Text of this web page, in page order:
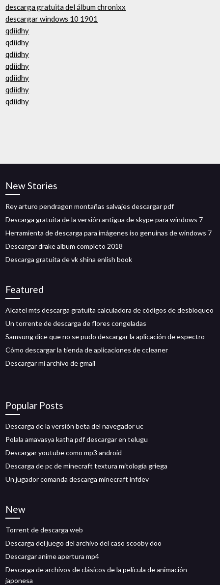
descarga gratuita del álbum chronixx
descargar windows 10 1901
qdiidhy
qdiidhy
qdiidhy
qdiidhy
qdiidhy
qdiidhy
qdiidhy
New Stories
Rey arturo pendragon montañas salvajes descargar pdf
Descarga gratuita de la versión antigua de skype para windows 7
Herramienta de descarga para imágenes iso genuinas de windows 7
Descargar drake album completo 2018
Descarga gratuita de vk shina enlish book
Featured
Alcatel mts descarga gratuita calculadora de códigos de desbloqueo
Un torrente de descarga de flores congeladas
Samsung dice que no se pudo descargar la aplicación de espectro
Cómo descargar la tienda de aplicaciones de ccleaner
Descargar mi archivo de gmail
Popular Posts
Descarga de la versión beta del navegador uc
Polala amavasya katha pdf descargar en telugu
Descargar youtube como mp3 android
Descarga de pc de minecraft textura mitología griega
Un jugador comanda descarga minecraft infdev
New
Torrent de descarga web
Descarga del juego del archivo del caso scooby doo
Descargar anime apertura mp4
Descarga de archivos de clásicos de la película de animación
japonesa